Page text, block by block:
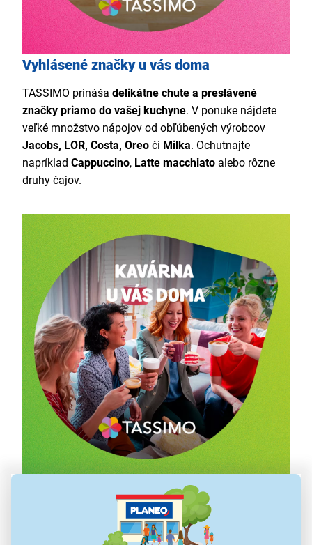
Vyhlásené značky u vás doma
TASSIMO prináša delikátne chute a preslávené
značky priamo do vašej kuchyne. V ponuke nájdete
veľké množstvo nápojov od obľúbených výrobcov
Jacobs, LOR, Costa, Oreo či Milka. Ochutnajte
napríklad Cappuccino, Latte macchiato alebo rôzne
druhy čajov.
Staňte sa baristom...
Intenzívne espresso pre otecka, mamičke Latté, deťom
horúcu čokoládu, a pre tetu exotické Chai latte. Všetky